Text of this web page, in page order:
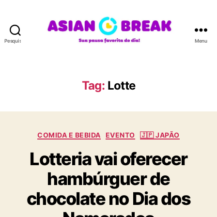
Pesquisar
A
N
R
A
Menu
Tag: Lotte
C
t
e
g
o
r
i
COMIDA E BEBIDA EVENTO 🇯🇵 JAPÃO
Lotteria vai oferecer
hambúrguer de
chocolate no Dia dos